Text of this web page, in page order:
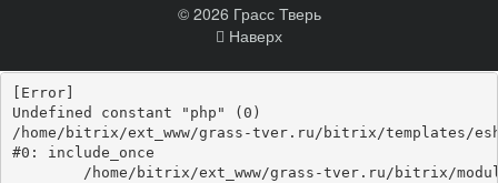
© 2026 Грасс Тверь
Наверх
[Error]
Undefined constant "php" (0)
/home/bitrix/ext_www/grass-tver.ru/bitrix/templates/
#0: include_once